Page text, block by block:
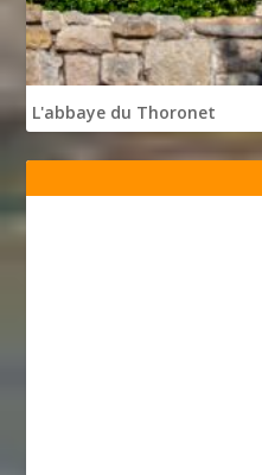
L'abbaye du Thoronet